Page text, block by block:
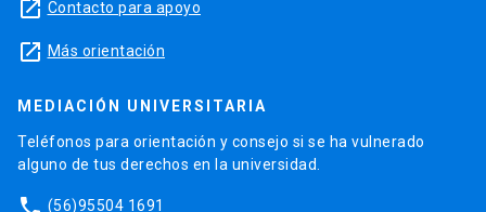
launch Contacto para apoyo
launch Más orientación
MEDIACIÓN UNIVERSITARIA
Teléfonos para orientación y consejo si se ha vulnerado
alguno de tus derechos en la universidad.
(56)95504 1691